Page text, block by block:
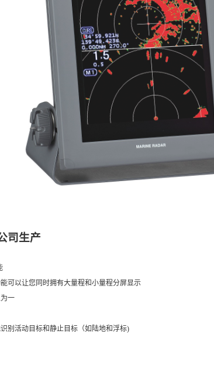
司生产
可以让您同时拥有大量程和小量程分屏显示
一
别活动目标和静止目标（如陆地和浮标)